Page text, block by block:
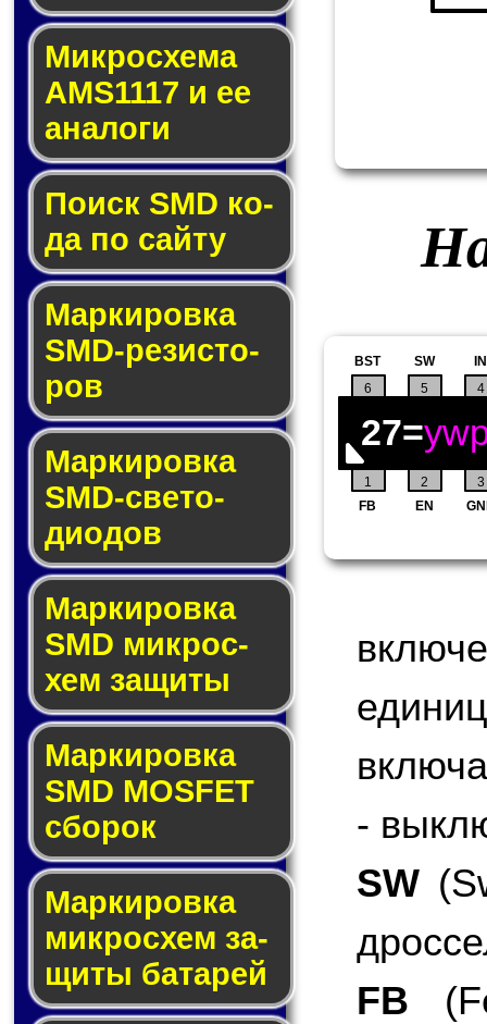
Микросхема
AMS1117 и ее
ана­ло­ги
Поиск SMD ко­
да по сай­ту
Маркировка
SMD-ре­зис­то­
ров
Маркировка
SMD-све­то­
дио­дов
Мар­ки­ров­ка
SMD мик­рос­
хем защиты
Мар­ки­ров­ка
SMD MOSFET
сбо­рок
Мар­ки­ров­ка
мик­ро­схем за­
щи­ты ба­та­рей
1 2 3
4
FB EN
IN
SW
5
6
BST
27=
-
SW
FB